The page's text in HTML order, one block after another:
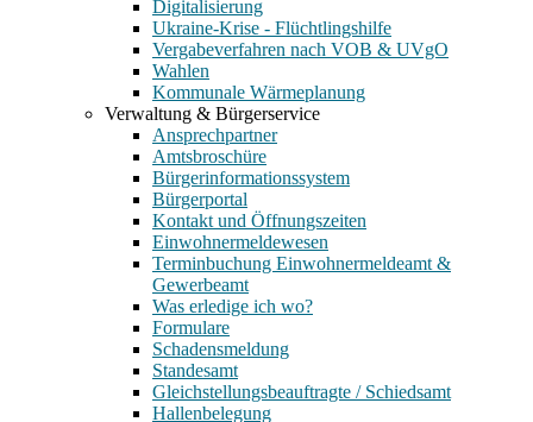
Digitalisierung
Ukraine-Krise - Flüchtlingshilfe
Vergabeverfahren nach VOB & UVgO
Wahlen
Kommunale Wärmeplanung
Verwaltung & Bürgerservice
Ansprechpartner
Amtsbroschüre
Bürgerinformationssystem
Bürgerportal
Kontakt und Öffnungszeiten
Einwohnermeldewesen
Terminbuchung Einwohnermeldeamt &
Gewerbeamt
Was erledige ich wo?
Formulare
Schadensmeldung
Standesamt
Gleichstellungsbeauftragte / Schiedsamt
Hallenbelegung